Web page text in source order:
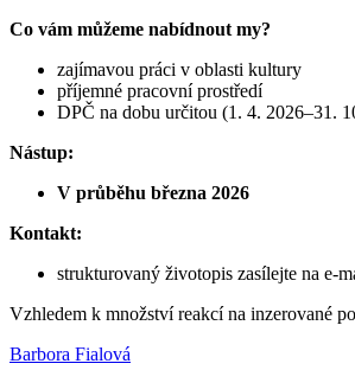
Co vám můžeme nabídnout my?
zajímavou práci v oblasti kultury
příjemné pracovní prostředí
DPČ na dobu určitou (1. 4. 2026–31.
Nástup:
V průběhu března 2026
Kontakt:
strukturovaný životopis zasílejte na e-
Vzhledem k množství reakcí na inzerované
Barbora Fialová